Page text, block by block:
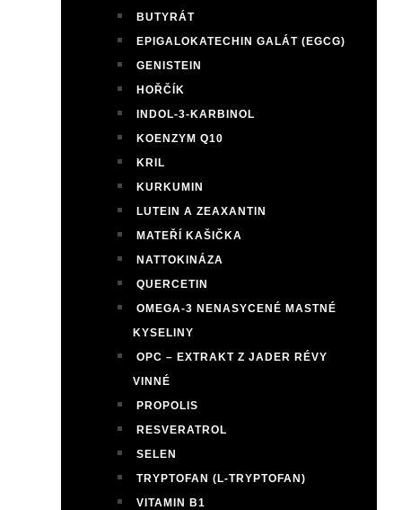
BUTYRÁT
EPIGALOKATECHIN GALÁT (EGCG)
GENISTEIN
HOŘČÍK
INDOL-3-KARBINOL
KOENZYM Q10
KRIL
KURKUMIN
LUTEIN A ZEAXANTIN
MATEŘÍ KAŠIČKA
NATTOKINÁZA
QUERCETIN
OMEGA-3 NENASYCENÉ MASTNÉ
KYSELINY
OPC – EXTRAKT Z JADER RÉVY
VINNÉ
PROPOLIS
RESVERATROL
SELEN
TRYPTOFAN (L-TRYPTOFAN)
VITAMIN B1